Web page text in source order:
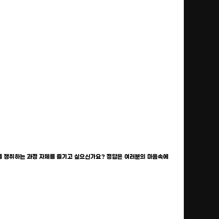
취하는 과정 자체를 즐기고 싶으신가요? 정답은 여러분의 마음속에